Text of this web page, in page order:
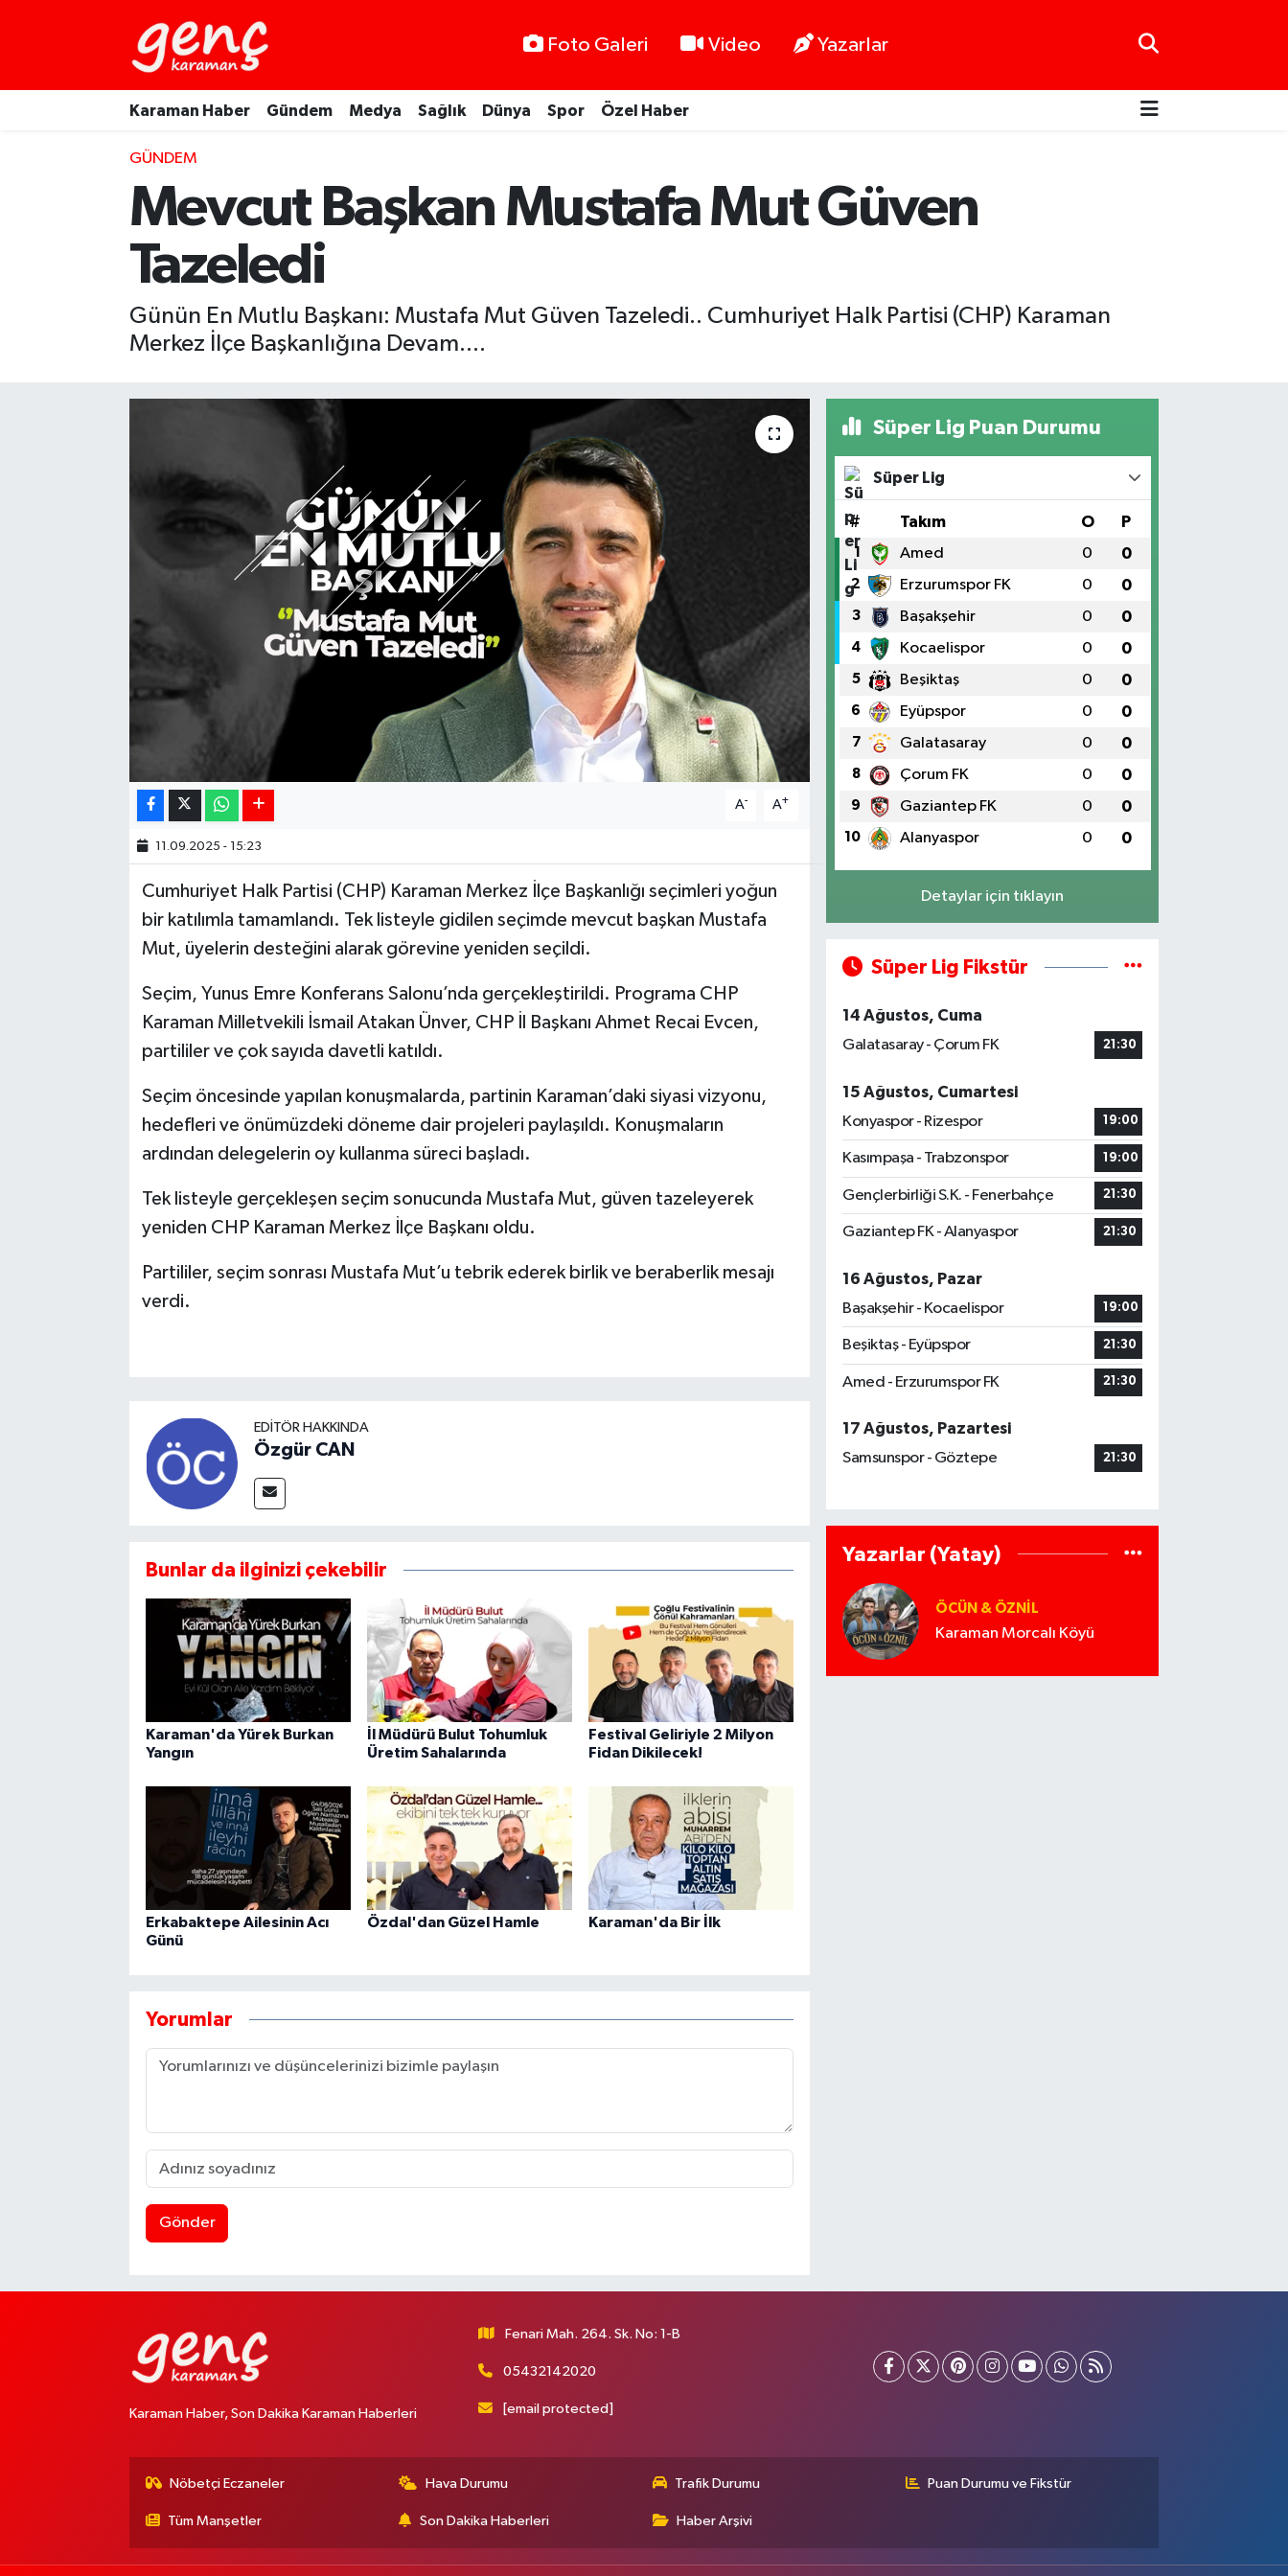
Foto Galeri Video Yazarlar
Karaman Haber Gündem Medya Sağlık Dünya Spor Özel Haber
GÜNDEM
Mevcut Başkan Mustafa Mut Güven
Tazeledi
Günün En Mutlu Başkanı: Mustafa Mut Güven Tazeledi.. Cumhuriyet Halk Partisi (CHP) Karaman
Merkez İlçe Başkanlığına Devam....
A- A+
11.09.2025 - 15:23
Cumhuriyet Halk Partisi (CHP) Karaman Merkez İlçe Başkanlığı seçimleri yoğun
bir katılımla tamamlandı. Tek listeyle gidilen seçimde mevcut başkan Mustafa
Mut, üyelerin desteğini alarak görevine yeniden seçildi.
Seçim, Yunus Emre Konferans Salonu’nda gerçekleştirildi. Programa CHP
Karaman Milletvekili İsmail Atakan Ünver, CHP İl Başkanı Ahmet Recai Evcen,
partililer ve çok sayıda davetli katıldı.
Seçim öncesinde yapılan konuşmalarda, partinin Karaman’daki siyasi vizyonu,
hedefleri ve önümüzdeki döneme dair projeleri paylaşıldı. Konuşmaların
ardından delegelerin oy kullanma süreci başladı.
Tek listeyle gerçekleşen seçim sonucunda Mustafa Mut, güven tazeleyerek
yeniden CHP Karaman Merkez İlçe Başkanı oldu.
Partililer, seçim sonrası Mustafa Mut’u tebrik ederek birlik ve beraberlik mesajı
verdi.
EDITÖR HAKKINDA
Özgür CAN
Bunlar da ilginizi çekebilir
Karaman'da Yürek Burkan
Yangın
İl Müdürü Bulut Tohumluk
Üretim Sahalarında
Festival Geliriyle 2 Milyon
Fidan Dikilecek!
Erkabaktepe Ailesinin Acı
Günü
Özdal'dan Güzel Hamle Karaman'da Bir İlk
Yorumlar
Gönder
Süper Lig Puan Durumu
Süper Lig
# Takım O P
1 Amed 0 0
2 Erzurumspor FK 0 0
3 Başakşehir 0 0
4 Kocaelispor 0 0
5 Beşiktaş 0 0
6 Eyüpspor 0 0
7 Galatasaray 0 0
8 Çorum FK 0 0
9 Gaziantep FK 0 0
10 Alanyaspor 0 0
Detaylar için tıklayın
Süper Lig Fikstür
14 Ağustos, Cuma
Galatasaray - Çorum FK
21:30
15 Ağustos, Cumartesi
Konyaspor - Rizespor
19:00
Kasımpaşa - Trabzonspor 19:00
Gençlerbirliği S.K. - Fenerbahçe 21:30
Gaziantep FK - Alanyaspor 21:30
16 Ağustos, Pazar
Başakşehir - Kocaelispor
19:00
Beşiktaş - Eyüpspor 21:30
Amed - Erzurumspor FK 21:30
17 Ağustos, Pazartesi
Samsunspor - Göztepe
21:30
Yazarlar (Yatay)
ÖCÜN & ÖZNIL
Karaman Morcalı Köyü
Karaman Haber, Son Dakika Karaman Haberleri
Fenari Mah. 264. Sk. No: 1-B
05432142020
[email protected]
Nöbetçi Eczaneler Hava Durumu Trafik Durumu Puan Durumu ve Fikstür
Tüm Manşetler Son Dakika Haberleri Haber Arşivi